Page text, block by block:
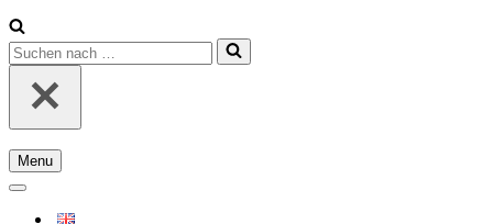
Suchen
nach …
Menu
Navigationsmenü
Navigationsmenü